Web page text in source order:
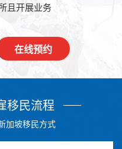
且开展业务
在线预约
移民流程
加坡移民方式